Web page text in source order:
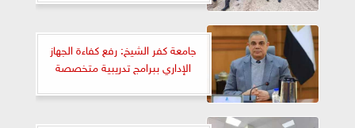
جامعة كفر الشيخ: رفع كفاءة الجهاز
الإداري ببرامج تدريبية متخصصة